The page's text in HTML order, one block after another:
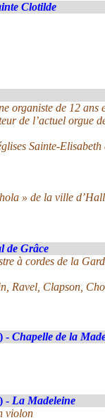
Clotilde
organiste de 12
de l’actuel orgue
Sainte-
» de la ville
de Grâce
à cordes de la
Ravel, Clapson,
- Chapelle de la
- La Madeleine
violon